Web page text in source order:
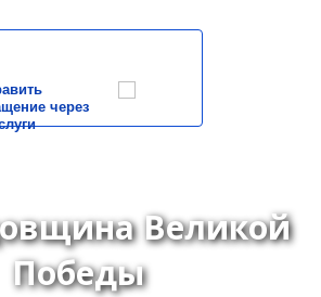
через
Великой
Победы